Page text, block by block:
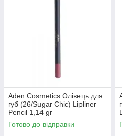
Aden Cosmetics Олівець для
губ (26/Sugar Chic) Lipliner
Pencil 1,14 gr
Готово до відправки